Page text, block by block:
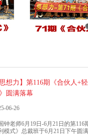
思想力】第116期《合伙人+
圆满落幕
06-26
钟老师6月19日-6月21日的第
模式》总裁班于6月21日下午圆满